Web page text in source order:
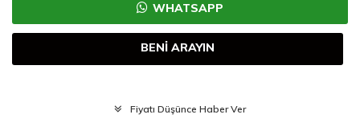
WHATSAPP
BENİ ARAYIN
Fiyatı Düşünce Haber Ver